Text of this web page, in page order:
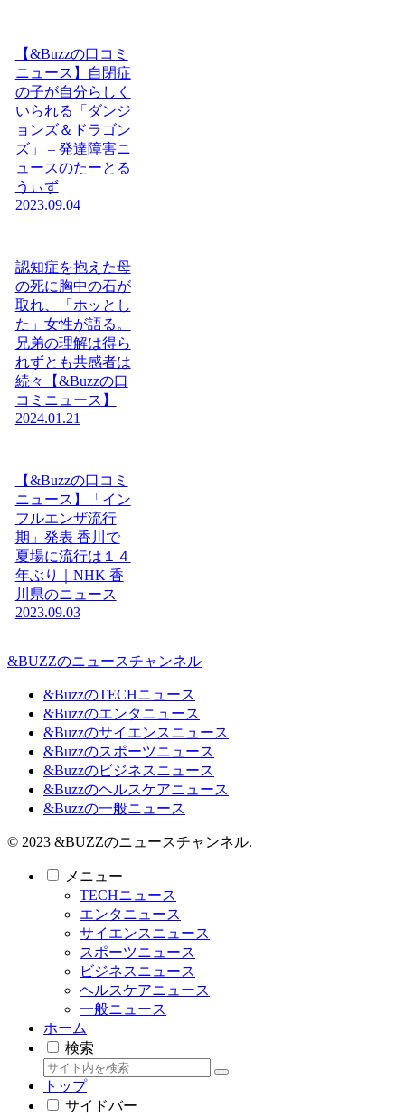
【&Buzzの口コミ
ニュース】自閉症
の子が自分らしく
いられる「ダンジ
ョンズ＆ドラゴン
ズ」 – 発達障害ニ
ュースのたーとる
うぃず
2023.09.04
認知症を抱えた母
の死に胸中の石が
取れ、「ホッとし
た」女性が語る。
兄弟の理解は得ら
れずとも共感者は
続々【&Buzzの口
コミニュース】
2024.01.21
【&Buzzの口コミ
ニュース】「イン
フルエンザ流行
期」発表 香川で
夏場に流行は１４
年ぶり｜NHK 香
川県のニュース
2023.09.03
&BUZZのニュースチャンネル
&BuzzのTECHニュース
&Buzzのエンタニュース
&Buzzのサイエンスニュース
&Buzzのスポーツニュース
&Buzzのビジネスニュース
&Buzzのヘルスケアニュース
&Buzzの一般ニュース
© 2023 &BUZZのニュースチャンネル.
メニュー
TECHニュース
エンタニュース
サイエンスニュース
スポーツニュース
ビジネスニュース
ヘルスケアニュース
一般ニュース
ホーム
検索
トップ
サイドバー